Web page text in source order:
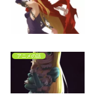
アニメの話